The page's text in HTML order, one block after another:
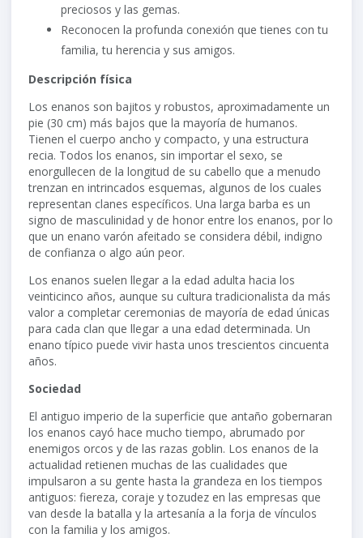
preciosos y las gemas.
Reconocen la profunda conexión que tienes con tu
familia, tu herencia y sus amigos.
Descripción física
Los enanos son bajitos y robustos, aproximadamente un
pie (30 cm) más bajos que la mayoría de humanos.
Tienen el cuerpo ancho y compacto, y una estructura
recia. Todos los enanos, sin importar el sexo, se
enorgullecen de la longitud de su cabello que a menudo
trenzan en intrincados esquemas, algunos de los cuales
representan clanes específicos. Una larga barba es un
signo de masculinidad y de honor entre los enanos, por lo
que un enano varón afeitado se considera débil, indigno
de confianza o algo aún peor.
Los enanos suelen llegar a la edad adulta hacia los
veinticinco años, aunque su cultura tradicionalista da más
valor a completar ceremonias de mayoría de edad únicas
para cada clan que llegar a una edad determinada. Un
enano típico puede vivir hasta unos trescientos cincuenta
años.
Sociedad
El antiguo imperio de la superficie que antaño gobernaran
los enanos cayó hace mucho tiempo, abrumado por
enemigos orcos y de las razas goblin. Los enanos de la
actualidad retienen muchas de las cualidades que
impulsaron a su gente hasta la grandeza en los tiempos
antiguos: fiereza, coraje y tozudez en las empresas que
van desde la batalla y la artesanía a la forja de vínculos
con la familia y los amigos.